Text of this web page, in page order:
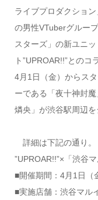
ライブプロダクショ
の男性VTuberグルー
スターズ」の新ユニッ
ト”UPROAR!!”とのコ
4月1日（金）からス
ーである「夜十神封
燐央」が渋谷駅周辺を
詳細は下記の通り。
”UPROAR!!”×「渋谷
■開催期間：4月1日（
■実施店舗：渋谷マル